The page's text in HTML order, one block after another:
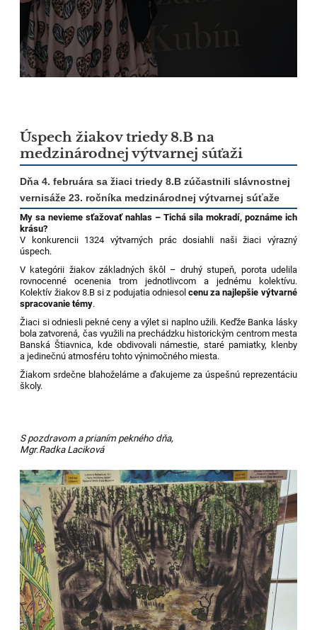
Úspech žiakov triedy 8.B na
medzinárodnej výtvarnej súťaži
Dňa 4. februára sa žiaci triedy 8.B zúčastnili slávnostnej
vernisáže 23. ročníka medzinárodnej výtvarnej súťaže
My sa nevieme sťažovať nahlas – Tichá sila mokradí, poznáme ich
krásu?
V konkurencii 1324 výtvarných prác dosiahli naši žiaci výrazný
úspech.
V kategórii žiakov základných škôl – druhý stupeň, porota udelila
rovnocenné ocenenia trom jednotlivcom a jednému kolektívu.
Kolektív žiakov 8.B si z podujatia odniesol cenu za najlepšie výtvarné
spracovanie témy.
Žiaci si odniesli pekné ceny a výlet si naplno užili. Keďže Banka lásky
bola zatvorená, čas využili na prechádzku historickým centrom mesta
Banská Štiavnica, kde obdivovali námestie, staré pamiatky, klenby
a jedinečnú atmosféru tohto výnimočného miesta.
Žiakom srdečne blahoželáme a ďakujeme za úspešnú reprezentáciu
školy.
S pozdravom a prianím pekného dňa,
Mgr.Radka Laciková